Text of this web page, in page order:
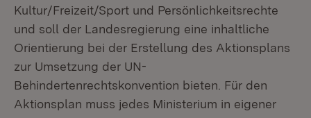
Kultur/Freizeit/Sport und Persönlichkeitsrechte
und soll der Landesregierung eine inhaltliche
Orientierung bei der Erstellung des Aktionsplans
zur Umsetzung der UN-
Behindertenrechtskonvention bieten. Für den
Aktionsplan muss jedes Ministerium in eigener